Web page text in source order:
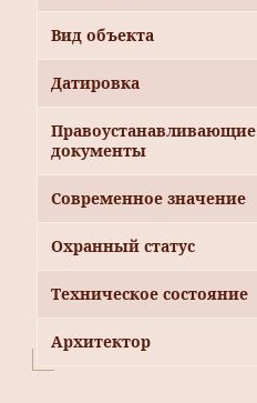
Вид объекта
Датировка
Правоустанавливающие
документы
Современное значение
Охранный статус
Техническое состояние
Архитектор